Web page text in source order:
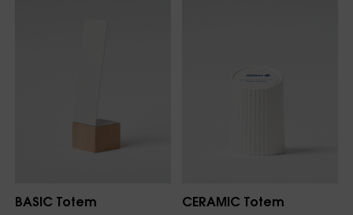
BASIC Totem
CERAMIC Totem